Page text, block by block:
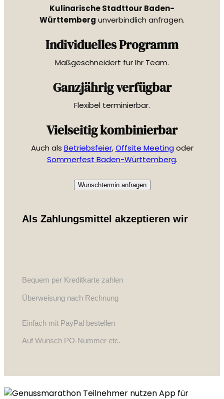
Kulinarische Stadttour Baden-
Württemberg unverbindlich anfragen.
Individuelles Programm
Maßgeschneidert für Ihr Team.
Ganzjährig verfügbar
Flexibel terminierbar.
Vielseitig kombinierbar
Auch als Betriebsfeier,Offsite Meeting oder
Sommerfest Baden-Württemberg.
Wunschtermin anfragen
Als Zahlungsmittel akzeptieren wir
Bequem per Kreditkarte zahlen
Überweisung nach Rechnung
Einfach mit PayPal bestellen
Auf Wunsch PO-Nummer etc.